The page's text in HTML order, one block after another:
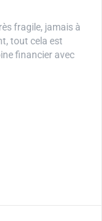
fragile, jamais à
tout cela est
financier avec